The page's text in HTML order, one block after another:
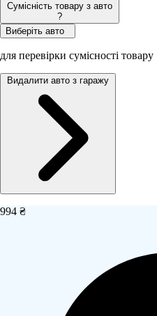
Сумісність товару з авто
?
Виберіть авто
для перевірки сумісності товару
Видалити авто з гаражу
994 ₴